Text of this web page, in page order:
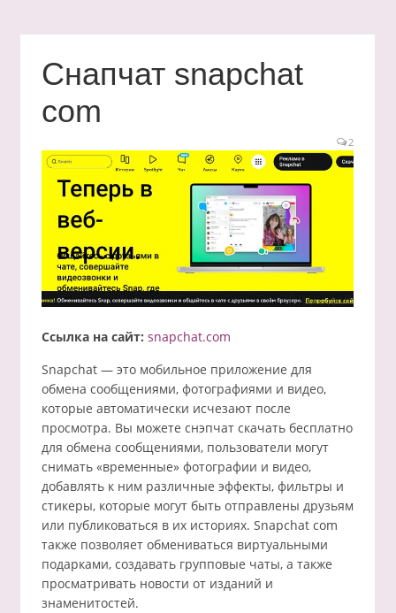
Снапчат snapchat
com
2
Ссылка на сайт: snapchat.com
Snapchat — это мобильное приложение для
обмена сообщениями, фотографиями и видео,
которые автоматически исчезают после
просмотра. Вы можете снэпчат скачать бесплатно
для обмена сообщениями, пользователи могут
снимать «временные» фотографии и видео,
добавлять к ним различные эффекты, фильтры и
стикеры, которые могут быть отправлены друзьям
или публиковаться в их историях. Snapchat com
также позволяет обмениваться виртуальными
подарками, создавать групповые чаты, а также
просматривать новости от изданий и
знаменитостей.